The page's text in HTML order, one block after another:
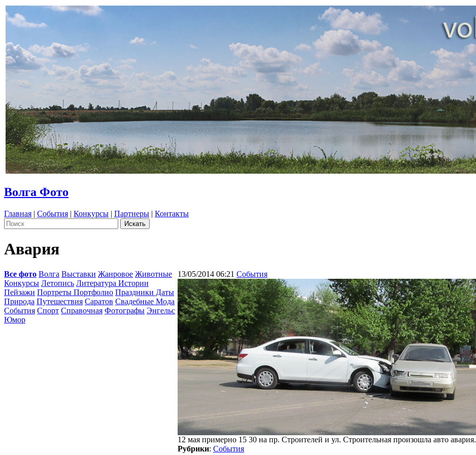
Волга Фото
Главная | События | Конкурсы | Партнеры | Контакты
Авария
Все фото Волга Выставки Жанровое Животные
Конкурсы Летопись Литература Истории
Пейзажи Портреты Портфолио Праздники Даты
Природа Путешествия Саратов Свадебные Мода
События Спорт Справочная Фотографы Энгельс
Юмор
13/05/2014 06:21 События
12 мая примерно 15 30 на пр. Строителей и ул. Строительная произошла авто авария.
Рубрики: События